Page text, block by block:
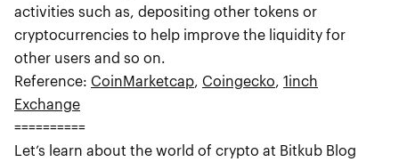
activities such as, depositing other tokens or
cryptocurrencies to help improve the liquidity for
other users and so on.
Reference: CoinMarketcap, Coingecko, 1inch
Exchange
==========
Let’s learn about the world of crypto at Bitkub Blog